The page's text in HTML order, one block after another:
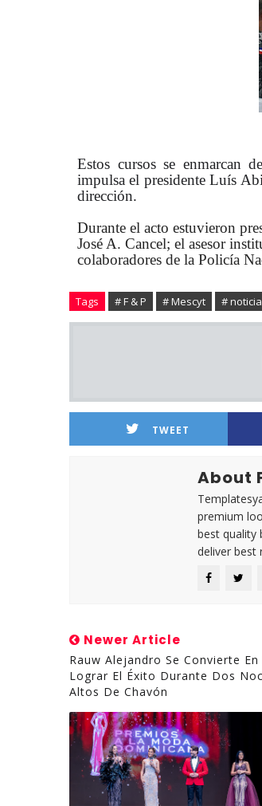
Estos cursos se enmarcan
impulsa el presidente Luís
dirección.
Durante el acto estuvieron
José A. Cancel; el asesor
colaboradores de la Policía
Tags # F & P # Mescyt #
TWEET
About
premium
best quality
deliver best
Newer Article
Rauw Alejandro Se Convierte
Lograr El Éxito Durante Dos
Altos De Chavón